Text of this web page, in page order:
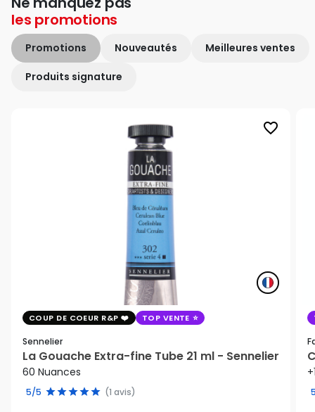
les promotions
Promotions Nouveautés Meilleures ventes
Produits signature
favorite_border
COUP DE COEUR R&P TOP VENTE
Sennelier
La Gouache Extra-fine Tube 21 ml - Sennelier
60 Nuances
5/5 (1 avis)